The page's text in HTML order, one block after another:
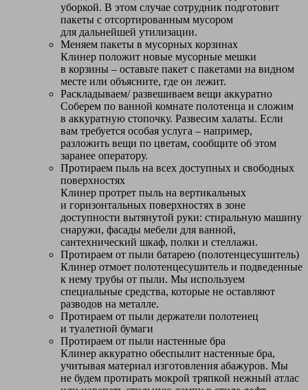
уборкой. В этом случае сотрудник подготовит
пакеты с отсортированным мусором
для дальнейшей утилизации.
Меняем пакеты в мусорных корзинах
Клинер положит новые мусорные мешки
в корзины – оставьте пакет с пакетами на видном
месте или объясните, где он лежит.
Раскладываем/ развешиваем вещи аккуратно
Соберем по ванной комнате полотенца и сложим
в аккуратную стопочку. Развесим халаты. Если
вам требуется особая услуга – например,
разложить вещи по цветам, сообщите об этом
заранее оператору.
Протираем пыль на всех доступных и свободных
поверхностях
Клинер протрет пыль на вертикальных
и горизонтальных поверхностях в зоне
доступности вытянутой руки: стиральную машину
снаружи, фасады мебели для ванной,
сантехнический шкаф, полки и стеллажи.
Протираем от пыли батарею (полотенцесушитель)
Клинер отмоет полотенцесушитель и подведенные
к нему трубы от пыли. Мы используем
специальные средства, которые не оставляют
разводов на металле.
Протираем от пыли держатели полотенец
и туалетной бумаги
Протираем от пыли настенные бра
Клинер аккуратно обеспылит настенные бра,
учитывая материал изготовления абажуров. Мы
не будем протирать мокрой тряпкой нежный атлас